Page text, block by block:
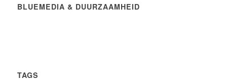
BLUEMEDIA & DUURZAAMHEID
TAGS